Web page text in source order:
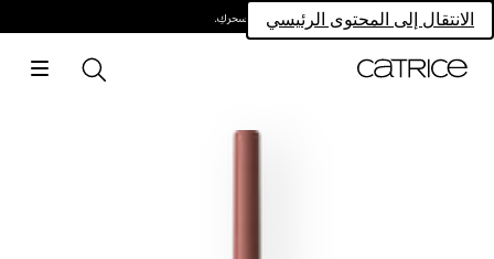
الانتقال إلى المحتوى الرئيسيامتلكي سحركِ.